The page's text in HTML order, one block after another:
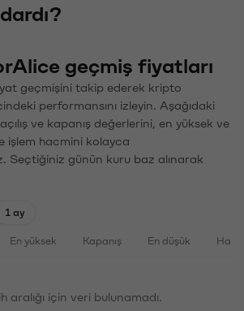
geçmiş fiyatları
geçmişini takip ederek kripto
performansını izleyin. Aşağıdaki
ve kapanış değerlerini, en yüksek ve
işlem hacmini kolayca
Seçtiğiniz günün kuru baz alınarak
1 ay
En yüksek Kapanış En düşük
aralığı için veri bulunamadı.